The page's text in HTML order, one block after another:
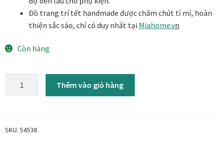
Reflections by the River
Saigon In Monochrome
Tranh ánh kim Collection
Đồ trang trí tết handmade được chăm chút tỉ mỉ, hoàn
thiện sắc sảo, chỉ có duy nhất tại Miahome.vn
Còn hàng
Quà
Thêm vào giỏ hàng
SKU: 54538